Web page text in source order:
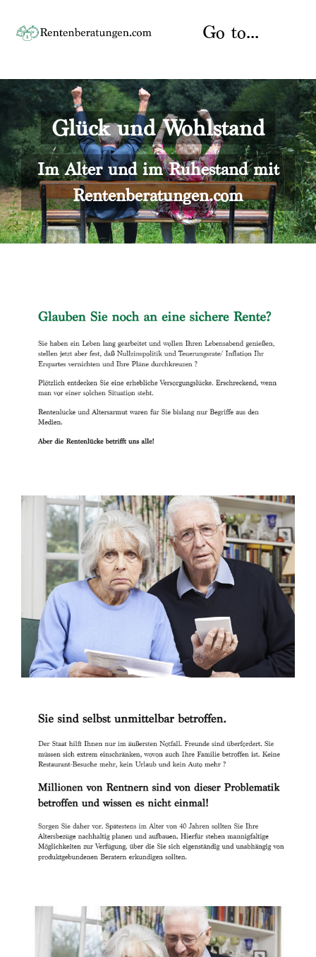
content
Go to...
Startseite
Rente
Rentenberater
Rentenversicherung
Versicherungsberatung
Über uns
Kontakt
Glück und Wohlstand
Im Alter und im Ruhestand mit
Rentenberatungen.com